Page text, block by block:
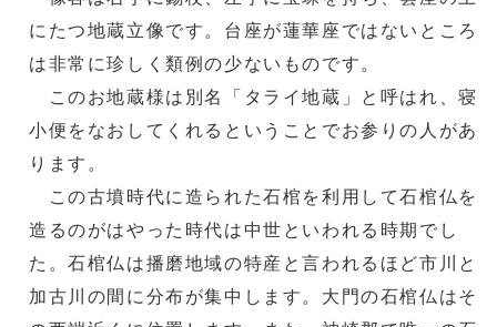
にたつ地蔵立像です。台座が蓮華座ではないところ
は非常に珍しく類例の少ないものです。
このお地蔵様は別名「タライ地蔵」と呼はれ、寝
小便をなおしてくれるということでお参りの人があ
ります。
この古墳時代に造られた石棺を利用して石棺仏を
造るのがはやった時代は中世といわれる時期でし
た。石棺仏は播磨地域の特産と言われるほど市川と
加古川の間に分布が集中します。大門の石棺仏はそ